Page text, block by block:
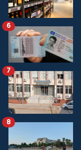
6
7
8